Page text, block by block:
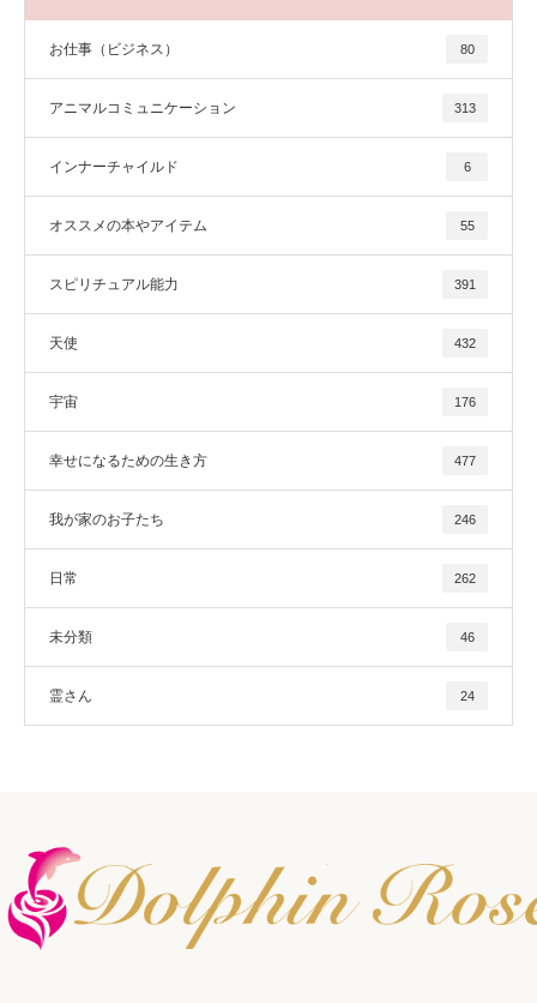
お仕事（ビジネス） 80
アニマルコミュニケーション 313
インナーチャイルド 6
オススメの本やアイテム 55
スピリチュアル能力 391
天使 432
宇宙 176
幸せになるための生き方 477
我が家のお子たち 246
日常 262
未分類 46
霊さん 24